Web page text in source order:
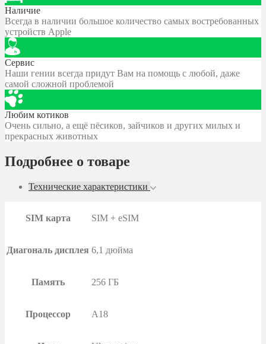
Наличие
Всегда в наличии большое количество самых востребованных
устройств Apple
Сервис
Наши гении всегда придут Вам на помощь с любой, даже
самой сложной проблемой
Любим котиков
Очень сильно, а ещё пёсиков, зайчиков и других милых и
прекрасных животных
Подробнее о товаре
Технические характеристики
SIM карта SIM + eSIM
Диагональ дисплея 6,1 дюйма
Память 256 ГБ
Процессор A18